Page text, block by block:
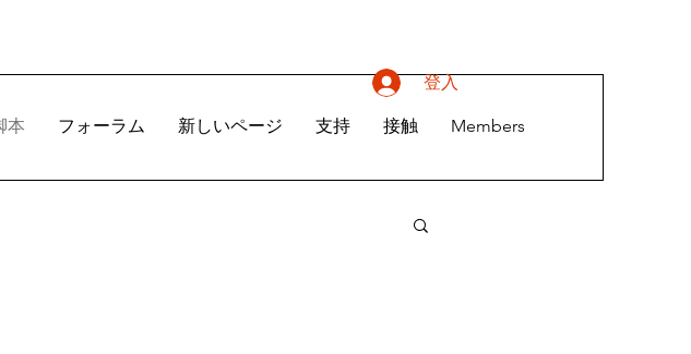
本 フォーラム 新しいページ 支持 接触 Members
登入